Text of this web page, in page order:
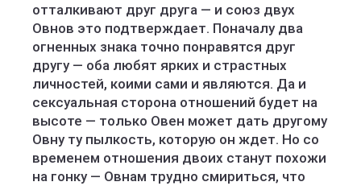
отталкивают друг друга — и союз двух
Овнов это подтверждает. Поначалу два
огненных знака точно понравятся друг
другу — оба любят ярких и страстных
личностей, коими сами и являются. Да и
сексуальная сторона отношений будет на
высоте — только Овен может дать другому
Овну ту пылкость, которую он ждет. Но со
временем отношения двоих станут похожи
на гонку — Овнам трудно смириться, что